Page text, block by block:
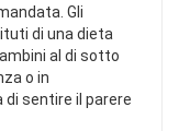
Gli
di una dieta
al di sotto
o in
sentire il parere